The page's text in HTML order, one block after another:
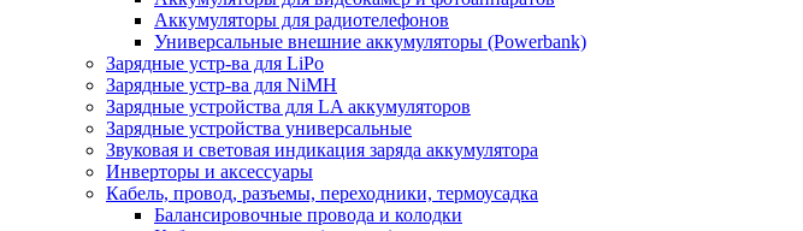
Аккумуляторы для радиотелефонов
Универсальные внешние аккумуляторы (Powerbank)
Зарядные устр-ва для LiPo
Зарядные устр-ва для NiMH
Зарядные устройства для LA аккумуляторов
Зарядные устройства универсальные
Звуковая и световая индикация заряда аккумулятора
Инверторы и аксессуары
Кабель, провод, разъемы, переходники, термоусадка
Балансировочные провода и колодки